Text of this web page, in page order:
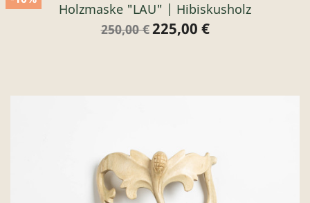
Holzmaske "LAU" | Hibiskusholz
Verkaufspreis
250,00 € Preis
225,00 €